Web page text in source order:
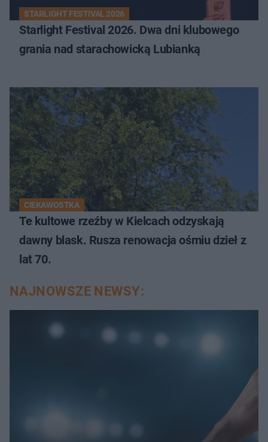
STARLIGHT FESTIVAL 2026
Starlight Festival 2026. Dwa dni klubowego
grania nad starachowicką Lubianką
CIEKAWOSTKA
Te kultowe rzeźby w Kielcach odzyskają
dawny blask. Rusza renowacja ośmiu dzieł z
lat 70.
NAJNOWSZE NEWSY: